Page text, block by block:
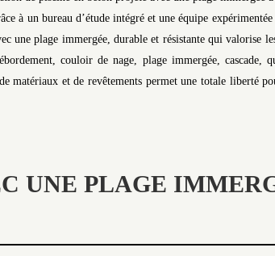
à un bureau d’étude intégré et une équipe
une plage immergée, durable et résistante qui valorise
couloir de nage, plage immergée, cascade,
matériaux et de revêtements permet une totale liberté
UNE PLAGE